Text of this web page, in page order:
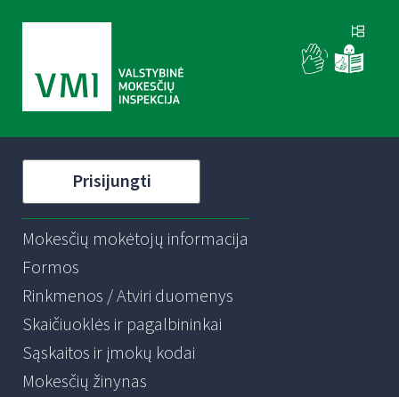
Prisijungti
Mokesčių mokėtojų informacija
Formos
Rinkmenos / Atviri duomenys
Skaičiuoklės ir pagalbininkai
Sąskaitos ir įmokų kodai
Mokesčių žinynas